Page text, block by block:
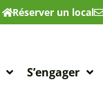
Réserver un local
S’engager